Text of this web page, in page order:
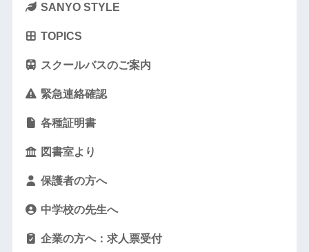
SANYO STYLE
TOPICS
スクールバスのご案内
緊急連絡確認
各種証明書
図書室より
保護者の方へ
中学校の先生へ
企業の方へ：求人票受付